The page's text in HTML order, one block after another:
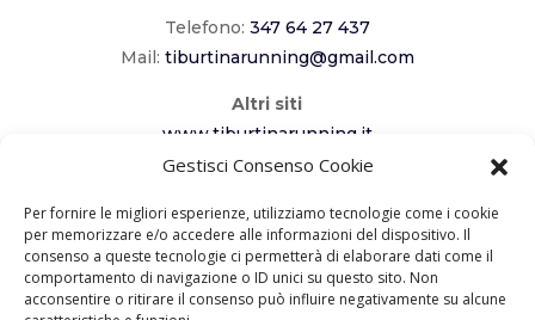
Gestisci Consenso Cookie
Per fornire le migliori esperienze, utilizziamo tecnologie come i cookie
per memorizzare e/o accedere alle informazioni del dispositivo. Il
consenso a queste tecnologie ci permetterà di elaborare dati come il
comportamento di navigazione o ID unici su questo sito. Non
acconsentire o ritirare il consenso può influire negativamente su alcune
Telefono: 347 64 27 437
Mail: tiburtinarunning@gmail.com
Altri siti
www.tiburtinarunning.it
www.corriladuecomuni.it
Seguici